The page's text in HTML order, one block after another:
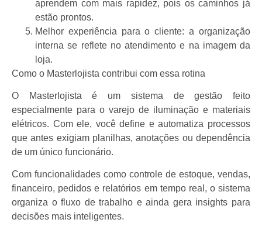
aprendem com mais rapidez, pois os caminhos já
estão prontos.
Melhor experiência para o cliente: a organização
interna se reflete no atendimento e na imagem da
loja.
Como o Masterlojista contribui com essa rotina
O Masterlojista é um sistema de gestão feito
especialmente para o varejo de iluminação e materiais
elétricos. Com ele, você define e automatiza processos
que antes exigiam planilhas, anotações ou dependência
de um único funcionário.
Com funcionalidades como controle de estoque, vendas,
financeiro, pedidos e relatórios em tempo real, o sistema
organiza o fluxo de trabalho e ainda gera insights para
decisões mais inteligentes.